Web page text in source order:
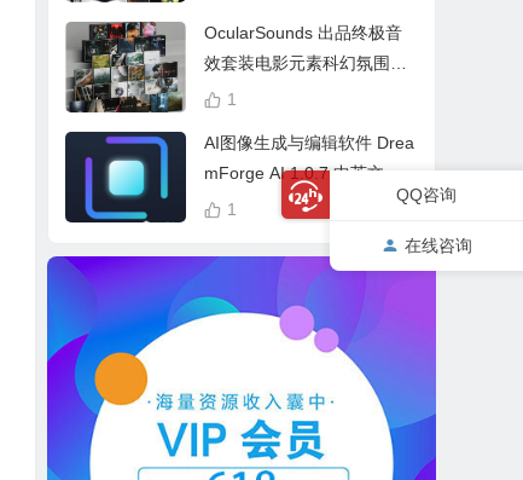
OcularSounds 出品终极音
效套装电影元素科幻氛围冲
击无人机音效素材包 Full Ac
1
AI图像生成与编辑软件 Drea
mForge AI 1.0.7 中英文多
语言 Win 本地离线运行
1
QQ咨询
在线咨询